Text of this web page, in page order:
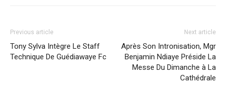
Previous article
Tony Sylva Intègre Le Staff
Technique De Guédiawaye Fc
Next article
Après Son Intronisation, Mgr
Benjamin Ndiaye Préside La
Messe Du Dimanche à La
Cathédrale